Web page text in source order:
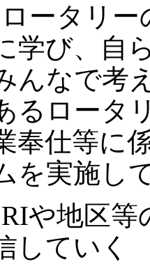
ロータリ
学び、自
んなで考
るロータ
奉仕等に
を実施し
RIや地区等
していく